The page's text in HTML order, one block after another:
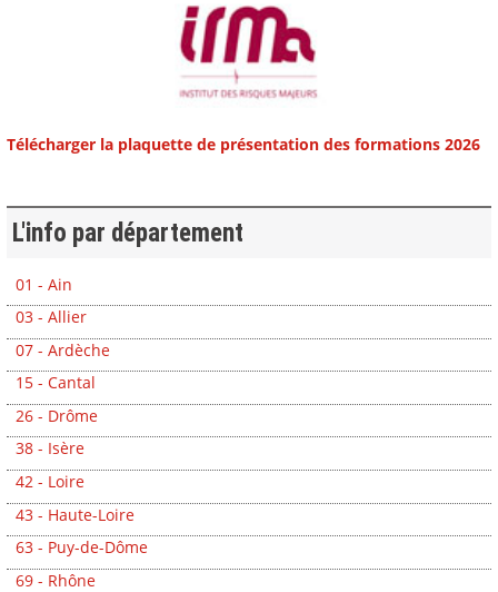
Télécharger la plaquette de présentation des formations 2026
L'info par département
01 - Ain
03 - Allier
07 - Ardèche
15 - Cantal
26 - Drôme
38 - Isère
42 - Loire
43 - Haute-Loire
63 - Puy-de-Dôme
69 - Rhône